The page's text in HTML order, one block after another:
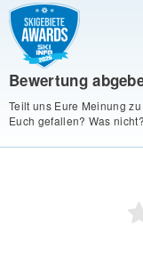
Bewertung
Teilt uns Eure Meinung
Euch gefallen? Was